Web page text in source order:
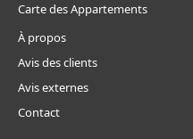
Carte des Appartements
À propos
Avis des clients
Avis externes
Contact